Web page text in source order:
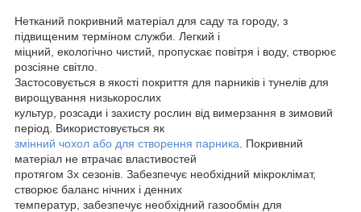
Нетканий покривний матеріал для саду та городу, з
підвищеним терміном служби. Легкий і
міцний, екологічно чистий, пропускає повітря і воду, створює
розсіяне світло.
Застосовується в якості покриття для парників і тунелів для
вирощування низькорослих
культур, розсади і захисту рослин від вимерзання в зимовий
період. Використовується як
змінний чохол або для створення парника . Покривний
матеріал не втрачає властивостей
протягом 3х сезонів. Забезпечує необхідний мікроклімат,
створює баланс нічних і денних
температур, забезпечує необхідний газообмін для